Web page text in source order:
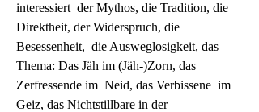
interessiert  der Mythos, die Tradition, die
Direktheit, der Widerspruch, die
Besessenheit,  die Ausweglosigkeit, das
Thema: Das Jäh im (Jäh-)Zorn, das
Zerfressende im  Neid, das Verbissene  im
Geiz, das Nichtstillbare in der